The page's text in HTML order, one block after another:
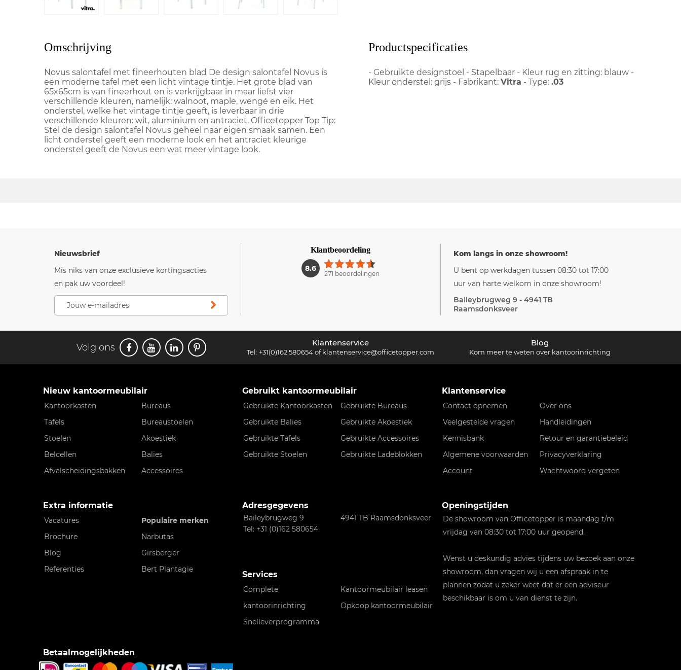
Omschrijving
Novus salontafel met fineerhouten blad De design salontafel Novus is
een moderne tafel met een licht vintage tintje. Het grote blad van
65x65cm is van fineerhout en is verkrijgbaar in maar liefst vier
verschillende kleuren, namelijk: walnoot, maple, wengé en eik. Het
onderstel, welke het vintage tintje geeft, is leverbaar in drie
verschillende kleuren: wit, aluminium en antraciet. Officetopper Top Tip:
Stel de design salontafel Novus geheel naar eigen smaak samen. Een
licht onderstel geeft een moderne look en het antraciet kleurige
onderstel geeft de Novus een wat meer vintage look.
Productspecificaties
- Gebruikte designstoel - Stapelbaar - Kleur rug en zitting: blauw -
Kleur onderstel: grijs - Fabrikant: Vitra - Type: .03
Nieuwsbrief
Mis niks van onze exclusieve kortingsacties
en pak uw voordeel!
Klantbeoordeling
8.6 1
271 beoordelingen
Kom langs in onze showroom!
U bent op werkdagen tussen 08:30 tot 17:00
uur van harte welkom in onze showroom!
Baileybrugweg 9 - 4941 TB
Raamsdonksveer
Volg ons Klantenservice
Tel: +31(0)162 580654ofklantenservice@officetopper.com
Blog
Kom meer te weten over kantoorinrichting
Nieuw kantoormeubilair
Kantoorkasten
Bureaus
Tafels
Bureaustoelen
Stoelen
Akoestiek
Belcellen
Balies
Afvalscheidingsbakken
Accessoires
Extra informatie
Vacatures
Populaire merken
Brochure
Narbutas
Blog
Girsberger
Referenties
Bert Plantagie
Betaalmogelijkheden
Gebruikt kantoormeubilair
Gebruikte Kantoorkasten
Gebruikte Bureaus
Gebruikte Balies
Gebruikte Akoestiek
Gebruikte Tafels
Gebruikte Accessoires
Gebruikte Stoelen
Gebruikte Ladeblokken
Adresgegevens
Baileybrugweg 9
4941 TB Raamsdonksveer
Tel: +31 (0)162 580654
Services
Complete
kantoorinrichting
Kantoormeubilair leasen
Opkoop kantoormeubilair
Snelleverprogramma
Klantenservice
Contact opnemen
Over ons
Veelgestelde vragen
Handleidingen
Kennisbank
Retour en garantiebeleid
Algemene voorwaarden
Privacyverklaring
Account
Wachtwoord vergeten
Openingstijden
De showroom van Officetopper is maandag t/m
vrijdag van 08:30 tot 17:00 uur geopend.
Wenst u deskundig advies tijdens uw bezoek aan onze
showroom, dan vragen wij u een afspraak in te
plannen zodat u zeker weet dat er een adviseur
beschikbaar is om u van dienst te zijn.